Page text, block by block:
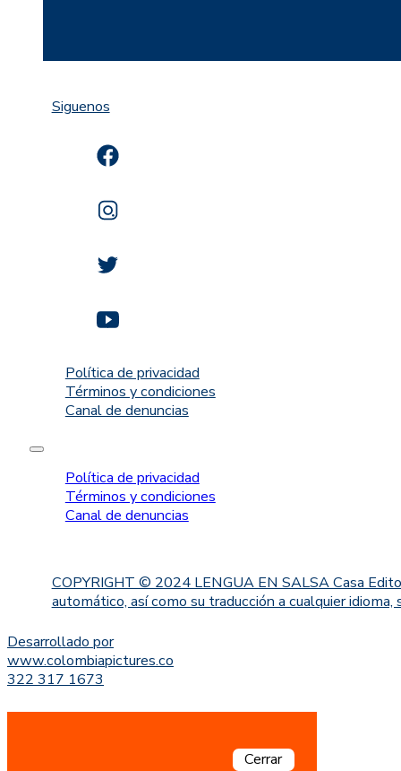
Siguenos
Política de privacidad
Términos y condiciones
Canal de denuncias
Política de privacidad
Términos y condiciones
Canal de denuncias
COPYRIGHT © 2024 LENGUA EN SALSA Casa
automático, así como su traducción a cualquier
Desarrollado por
www.colombiapictures.co
322 317 1673
Cerrar